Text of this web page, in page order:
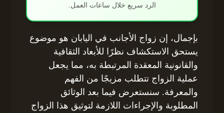
الرد سريع خلال ساعات العمل.
بإجمال، إن زواج الأجانب في اليابان هو موضوع
يستحق الاستكشاف نظرًا للأبعاد الثقافية
والقانونية المعقدة المرتبطة به، مما يجعل
عملية الزواج تتطلب مزيجًا من الفهم
والمعرفة. سنستعرض فيما بعد الوثائق
المطلوبة والإجراءات اللازمة لتوثيق هذا الزواج